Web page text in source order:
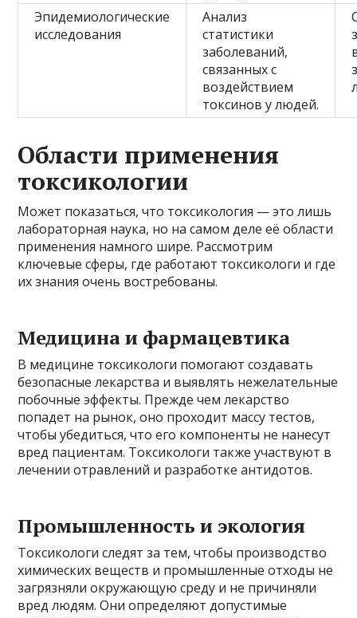
Эпидемиологические
исследования
Анализ
статистики
заболеваний,
связанных с
воздействием
токсинов у людей.
Области применения
токсикологии
Может показаться, что токсикология — это лишь
лабораторная наука, но на самом деле её области
применения намного шире. Рассмотрим
ключевые сферы, где работают токсикологи и где
их знания очень востребованы.
Медицина и фармацевтика
В медицине токсикологи помогают создавать
безопасные лекарства и выявлять нежелательные
побочные эффекты. Прежде чем лекарство
попадет на рынок, оно проходит массу тестов,
чтобы убедиться, что его компоненты не нанесут
вред пациентам. Токсикологи также участвуют в
лечении отравлений и разработке антидотов.
Промышленность и экология
Токсикологи следят за тем, чтобы производство
химических веществ и промышленные отходы не
загрязняли окружающую среду и не причиняли
вред людям. Они определяют допустимые